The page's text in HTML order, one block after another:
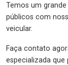
Temos um
públicos com
veicular.
Faça contato
especializada que